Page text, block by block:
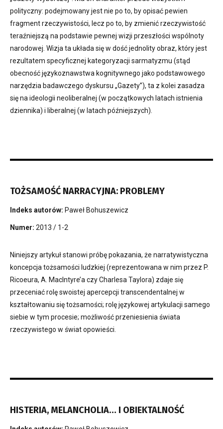
polityczny: podejmowany jest nie po to, by opisać pewien
fragment rzeczywistości, lecz po to, by zmienić rzeczywistość
teraźniejszą na podstawie pewnej wizji przeszłości wspólnoty
narodowej. Wizja ta układa się w dość jednolity obraz, który jest
rezultatem specyficznej kategoryzacji sarmatyzmu (stąd
obecność językoznawstwa kognitywnego jako podstawowego
narzędzia badawczego dyskursu „Gazety”), ta z kolei zasadza
się na ideologii neoliberalnej (w początkowych latach istnienia
dziennika) i liberalnej (w latach późniejszych).
TOŻSAMOŚĆ NARRACYJNA: PROBLEMY
Indeks autorów: Paweł Bohuszewicz
Numer: 2013 / 1-2
Niniejszy artykuł stanowi próbę pokazania, że narratywistyczna
koncepcja tożsamości ludzkiej (reprezentowana w nim przez P.
Ricoeura, A. MacIntyre’a czy Charlesa Taylora) zdaje się
przeceniać rolę swoistej apercepcji transcendentalnej w
kształtowaniu się tożsamości; rolę językowej artykulacji samego
siebie w tym procesie; możliwość przeniesienia świata
rzeczywistego w świat opowieści.
HISTERIA, MELANCHOLIA… I OBIEKTALNOŚĆ